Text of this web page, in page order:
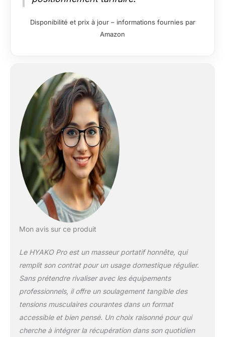
Disponibilité et prix à jour – informations fournies par
Amazon
Mon avis sur ce produit
Le HYAKO Pro est un masseur portatif honnête, qui
remplit son contrat pour un usage domestique régulier.
Sans prétendre rivaliser avec les équipements
professionnels, il offre un soulagement tangible des
tensions musculaires courantes dans un format
accessible et bien pensé. Un choix raisonné pour qui
cherche à intégrer la récupération dans son quotidien